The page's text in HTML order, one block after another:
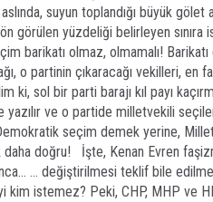
suyun toplandığı büyük gölet
görülen yüzdeliği belirleyen sınıra
barikatı olmaz, olmamalı!
o partinin çıkaracağı vekilleri, en
sol bir parti barajı kıl payı
yazılır ve o partide milletvekili
seçim demek yerine,
doğru! İşte, Kenan Evren
… değiştirilmesi teklif bile
istemez? Peki, CHP, MHP ve